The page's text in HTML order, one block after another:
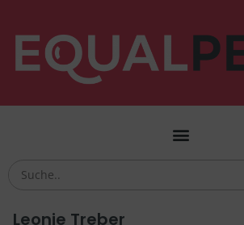
Leonie Treber